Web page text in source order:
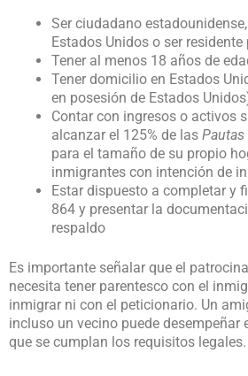
Ser ciudadano
Estados Unidos o ser residente
Tener al menos 18 años de
Tener domicilio en Estados
en posesión de Estados
Contar con ingresos o activos
alcanzar el 125% de las Pautas
para el tamaño de su propio
inmigrantes con intención de
Estar dispuesto a completar y
864 y presentar la
respaldo
Es importante señalar que el
necesita tener parentesco con el
inmigrar ni con el peticionario. Un
incluso un vecino puede desempeñar
que se cumplan los requisitos legales.